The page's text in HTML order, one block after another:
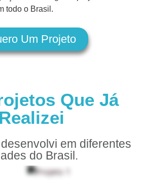
todo o Brasil.
Um Projeto
Que Já
Realizei
em diferentes
do Brasil.